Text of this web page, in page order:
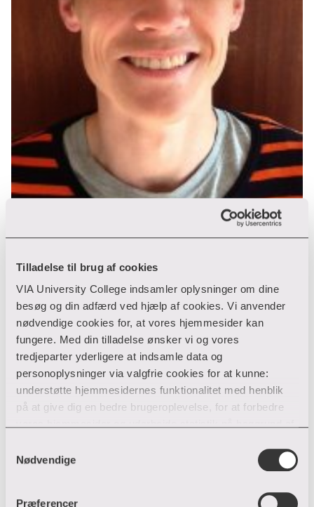
Tilladelse til brug af cookies
VIA University College indsamler oplysninger om dine
besøg og din adfærd ved hjælp af cookies. Vi anvender
nødvendige cookies for, at vores hjemmesider kan
fungere. Med din tilladelse ønsker vi og vores
tredjeparter yderligere at indsamle data og
personoplysninger via valgfrie cookies for at kunne:
understøtte hjemmesidernes funktionalitet med henblik
på at give dig en bedre brugeroplevelse, for at forbedre
hjemmesider og sociale netværk.
Du kan til enhver tid til- og fravælge cookies eller trække
Nødvendige
Præferencer
Laereruddannelsen HF og FIF-kurser
Laereruddannelsen og HF
Ceresbyen
8000 Aarhus C
bens@via.dk
Laereruddannelsen HF og FIF-kurser